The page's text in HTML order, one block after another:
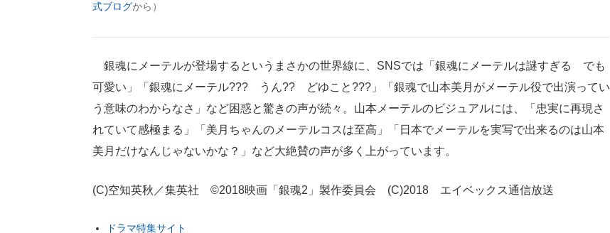
式ブログから）
銀魂にメーテルが登場するというまさかの世界線に、SNSでは「銀魂にメーテルは謎すぎる でも
可愛い」「銀魂にメーテル??? うん?? どゆこと???」「銀魂で山本美月がメーテル役で出演ってい
う意味のわからなさ」など困惑と驚きの声が続々。山本メーテルのビジュアルには、「忠実に再現さ
れていて感極まる」「美月ちゃんのメーテルコスは至高」「日本でメーテルを実写で出来るのは山本
美月だけなんじゃないかな？」など大絶賛の声が多く上がっています。
(C)空知英秋／集英社 ©2018映画「銀魂2」製作委員会 (C)2018 エイベックス通信放送
ドラマ特集サイト